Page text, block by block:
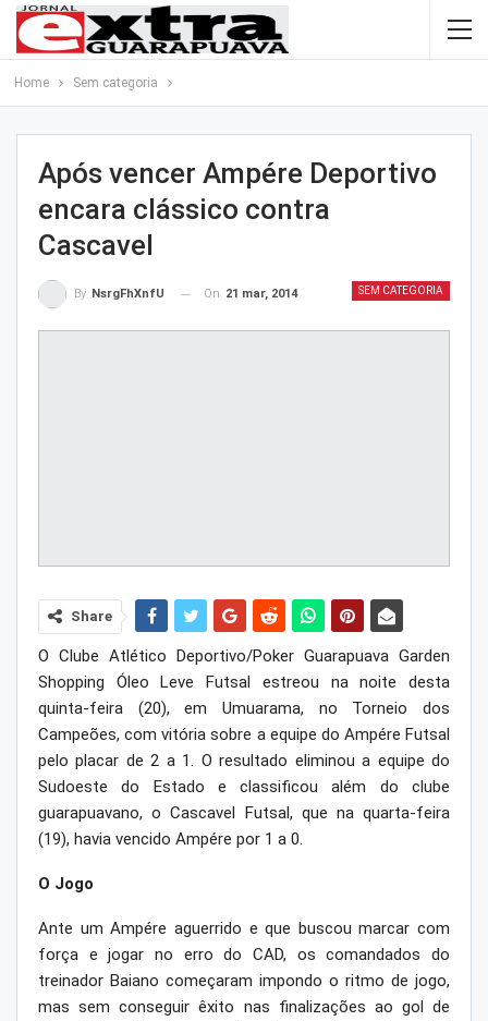
Home Sem categoria
Após vencer Ampére Deportivo
encara clássico contra
Cascavel
SEM CATEGORIA
By NsrgFhXnfU On 21 mar, 2014
Share
O Clube Atlético Deportivo/Poker Guarapuava Garden
Shopping Óleo Leve Futsal estreou na noite desta
quinta-feira (20), em Umuarama, no Torneio dos
Campeões, com vitória sobre a equipe do Ampére Futsal
pelo placar de 2 a 1. O resultado eliminou a equipe do
Sudoeste do Estado e classificou além do clube
guarapuavano, o Cascavel Futsal, que na quarta-feira
(19), havia vencido Ampére por 1 a 0.
O Jogo
Ante um Ampére aguerrido e que buscou marcar com
força e jogar no erro do CAD, os comandados do
treinador Baiano começaram impondo o ritmo de jogo,
mas sem conseguir êxito nas finalizações ao gol de